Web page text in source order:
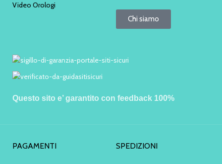
Video Orologi
Chi siamo
Questo sito e’ garantito con feedback 100%
PAGAMENTI SPEDIZIONI